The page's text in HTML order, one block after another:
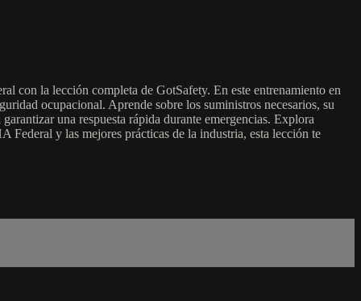
con la lección completa de GotSafety. En este entrenamiento en
ocupacional. Aprende sobre los suministros necesarios, su
una respuesta rápida durante emergencias. Explora
Federal y las mejores prácticas de la industria, esta lección te